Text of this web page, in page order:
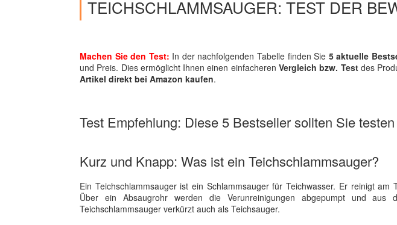
TEICHSCHLAMMSAUGER: TEST DER
Machen Sie den Test: In der nachfolgenden Tabelle finden Sie 5 aktuelle
und Preis. Dies ermöglicht Ihnen einen einfacherenVergleich bzw. Testdes
Artikel direkt bei Amazon kaufen.
Test Empfehlung: Diese 5 Bestseller sollten Sie testen
Kurz und Knapp: Was ist ein Teichschlammsauger?
Ein Teichschlammsauger ist ein Schlammsauger für Teichwasser. Er reinigt am
Über ein Absaugrohr werden die Verunreinigungen abgepumpt und aus
Teichschlammsauger verkürzt auch als Teichsauger.